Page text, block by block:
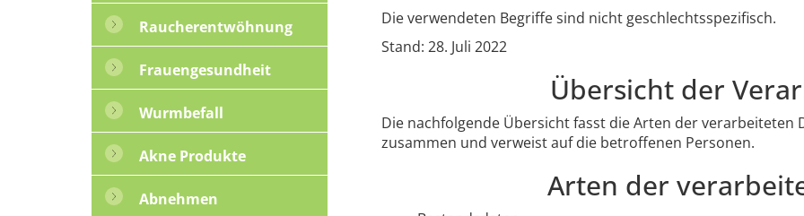
Raucherentwöhnung
Frauengesundheit
Wurmbefall
Akne Produkte
Abnehmen
Die verwendeten Begriffe sind nicht geschlechtsspezifisch.
Stand: 28. Juli 2022
Übersicht der
Die nachfolgende Übersicht fasst die Arten der verarbeiteten
zusammen und verweist auf die betroffenen Personen.
Arten der